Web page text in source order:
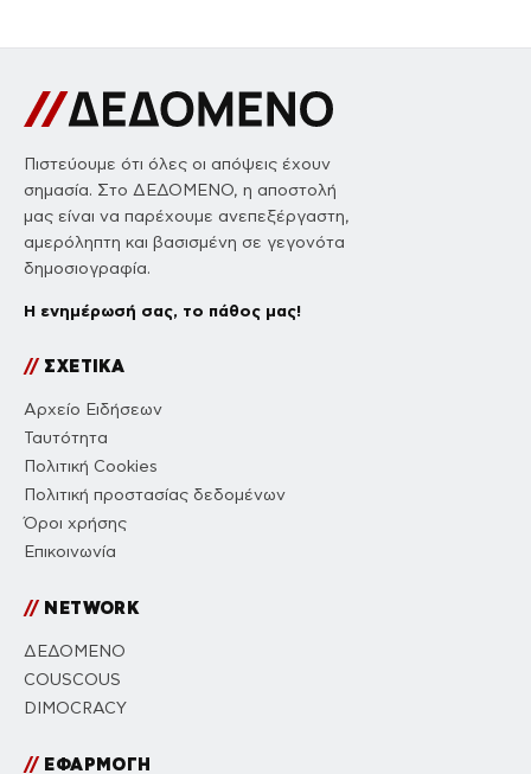
Πιστεύουμε ότι όλες οι απόψεις έχουν
σημασία. Στο ΔΕΔΟΜΕΝΟ, η αποστολή
μας είναι να παρέχουμε ανεπεξέργαστη,
αμερόληπτη και βασισμένη σε γεγονότα
δημοσιογραφία.
Η ενημέρωσή σας, το πάθος μας!
//ΣΧΕΤΙΚΑ
Αρχείο Ειδήσεων
Ταυτότητα
Πολιτική Cookies
Πολιτική προστασίας δεδομένων
Όροι χρήσης
Επικοινωνία
//NETWORK
ΔΕΔΟΜΕΝΟ
COUSCOUS
DIMOCRACY
//ΕΦΑΡΜΟΓΗ